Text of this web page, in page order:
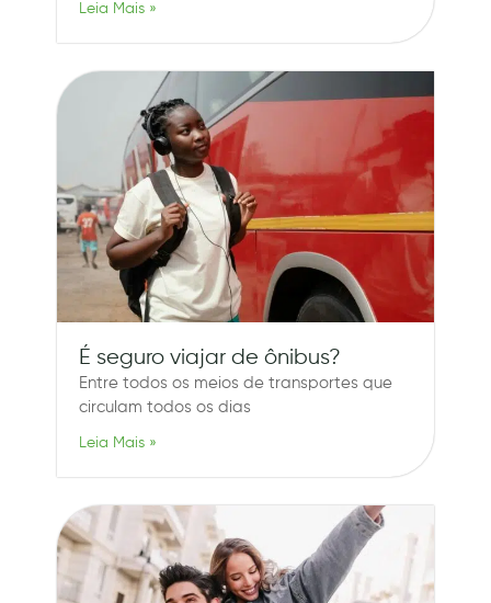
Leia Mais »
É seguro viajar de ônibus?
Entre todos os meios de transportes que
circulam todos os dias
Leia Mais »